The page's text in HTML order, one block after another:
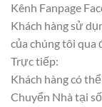
Kênh Fanpage
Khách hàng sử
của chúng tôi qua
Trực tiếp:
Khách hàng có
Chuyển Nhà tại